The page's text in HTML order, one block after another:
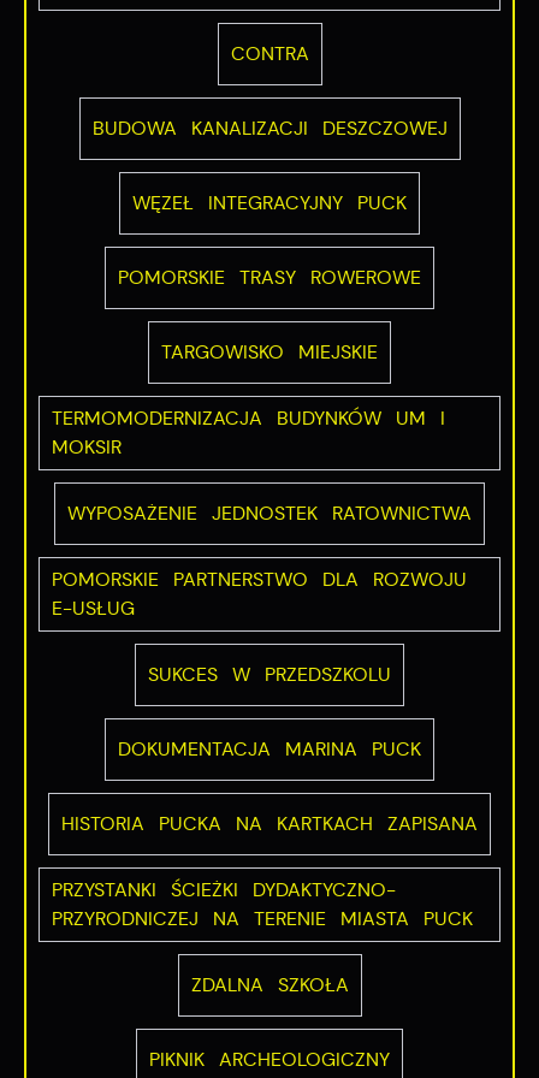
CONTRA
BUDOWA KANALIZACJI DESZCZOWEJ
WĘZEŁ INTEGRACYJNY PUCK
POMORSKIE TRASY ROWEROWE
TARGOWISKO MIEJSKIE
TERMOMODERNIZACJA BUDYNKÓW UM I
MOKSIR
WYPOSAŻENIE JEDNOSTEK RATOWNICTWA
POMORSKIE PARTNERSTWO DLA ROZWOJU
E-USŁUG
SUKCES W PRZEDSZKOLU
DOKUMENTACJA MARINA PUCK
HISTORIA PUCKA NA KARTKACH ZAPISANA
PRZYSTANKI ŚCIEŻKI DYDAKTYCZNO-
PRZYRODNICZEJ NA TERENIE MIASTA PUCK
ZDALNA SZKOŁA
PIKNIK ARCHEOLOGICZNY